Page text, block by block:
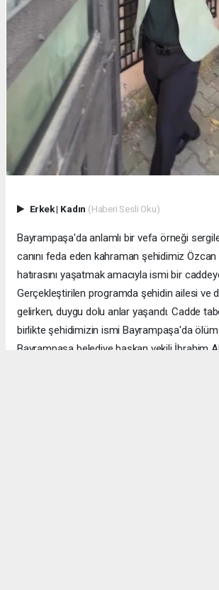
Erkek| Kadın (Haberi Sesli Oku)
Bayrampaşa'da anlamlı bir vefa örneği
canını feda eden kahraman şehidimiz Özcan
hatırasını yaşatmak amacıyla ismi bir
Gerçekleştirilen programda şehidin ailesi ve
gelirken, duygu dolu anlar yaşandı. Cadde
birlikte şehidimizin ismi Bayrampaşa'da
Bayrampaşa belediye başkan vekili İbrahim